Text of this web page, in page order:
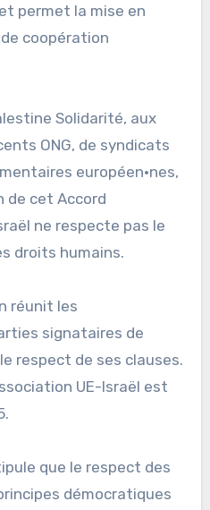
permet la mise en
coopération
Solidarité, aux
ONG, de syndicats
européen·nes,
de cet Accord
ne respecte pas le
droits humains.
réunit les
signataires de
respect de ses clauses.
UE-Israël est
que le respect des
démocratiques